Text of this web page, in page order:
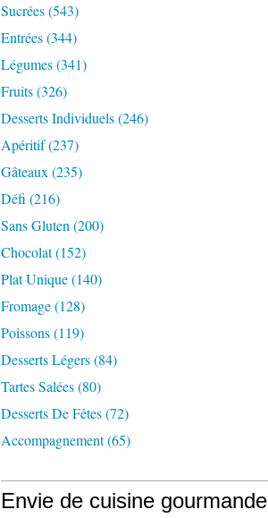
Sucrées(543)
Entrées(344)
Légumes(341)
Fruits(326)
Desserts Individuels(246)
Apéritif(237)
Gâteaux (235)
Défi (216)
Sans Gluten (200)
Chocolat(152)
Plat Unique(140)
Fromage(128)
Poissons(119)
Desserts Légers(84)
Tartes Salées(80)
Desserts De Fêtes(72)
Accompagnement(65)
Envie de cuisine gourmande